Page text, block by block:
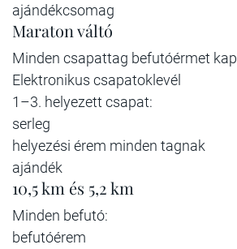
ajándékcsomag
Maraton váltó
Minden csapattag befutóérmet kap
Elektronikus csapatoklevél
1–3. helyezett csapat:
serleg
helyezési érem minden tagnak
ajándék
10,5 km és 5,2 km
Minden befutó:
befutóérem